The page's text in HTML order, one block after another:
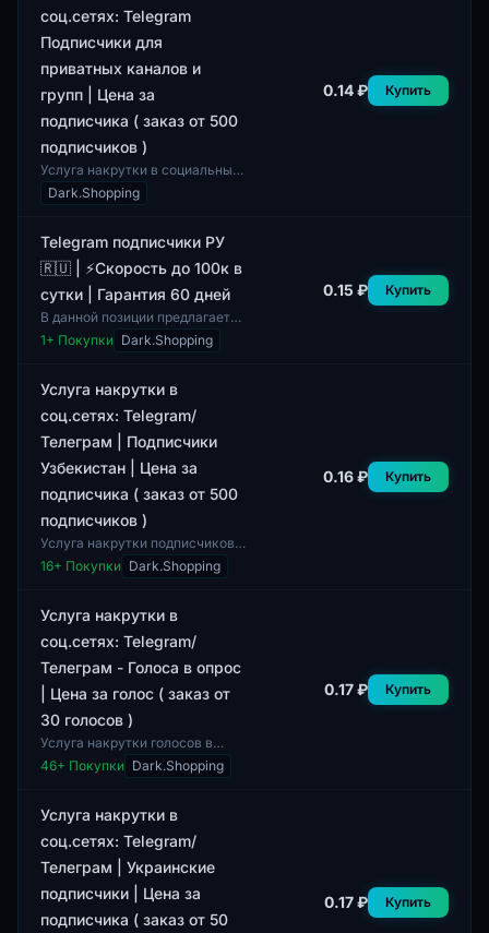
соц.сетях: Telegram
Подписчики для
приватных каналов и
групп | Цена за
подписчика ( заказ от 500
подписчиков )
Услуга накрутки в социальных
сетях предлагает
приобретение подписчиков в
каналов и групп. Минимал...
Dark.Shopping
0.14 ₽ Купить
Telegram подписчики РУ
🇷🇺 | ⚡Скорость до 100к в
сутки | Гарантия 60 дней
В данной позиции предлагается
услуга по предоставлению
подписчиков для Telegram.
гарантией на 60...
1+ Покупки Dark.Shopping
0.15 ₽ Купить
Услуга накрутки в
соц.сетях: Telegram/
Телеграм | Подписчики
Узбекистан | Цена за
подписчика ( заказ от 500
подписчиков )
Услуга накрутки подписчиков в
социальных сетях включает в
себя предоставление
Telegram. В данн...
16+ Покупки Dark.Shopping
0.16 ₽ Купить
Услуга накрутки в
соц.сетях: Telegram/
Телеграм - Голоса в опрос
| Цена за голос ( заказ от
30 голосов )
Услуга накрутки голосов в
опросах для мессенджера
Telegram предлагает
количества голосов по задан...
46+ Покупки Dark.Shopping
0.17 ₽ Купить
Услуга накрутки в
соц.сетях: Telegram/
Телеграм | Украинские
подписчики | Цена за
подписчика ( заказ от 50
0.17 ₽ Купить